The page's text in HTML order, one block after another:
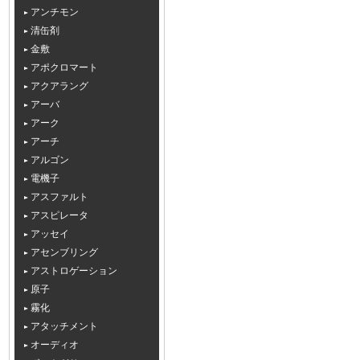
アンチモン
清缶剤
金敷
アポクロマート
アクアラング
アーバ
アーク
アーチ
アルゴン
電機子
アスファルト
アスピレータ
アッセイ
アセンブリング
アストロゲーション
原子
霧化
アタッチメント
オーディオ